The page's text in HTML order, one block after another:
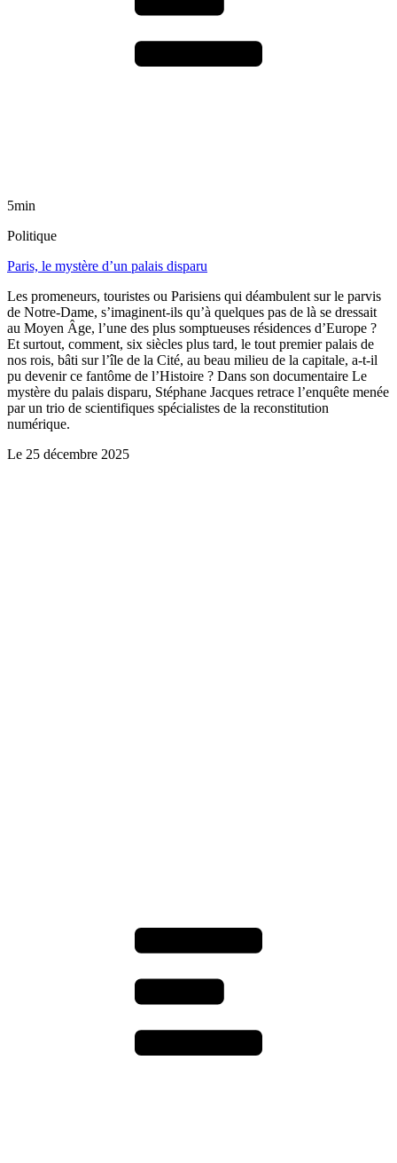
5min
Politique
Paris, le mystère d’un palais disparu
Les promeneurs, touristes ou Parisiens qui déambulent sur le parvis
de Notre-Dame, s’imaginent-ils qu’à quelques pas de là se dressait
au Moyen Âge, l’une des plus somptueuses résidences d’Europe ?
Et surtout, comment, six siècles plus tard, le tout premier palais de
nos rois, bâti sur l’île de la Cité, au beau milieu de la capitale, a-t-il
pu devenir ce fantôme de l’Histoire ? Dans son documentaire Le
mystère du palais disparu, Stéphane Jacques retrace l’enquête menée
par un trio de scientifiques spécialistes de la reconstitution
numérique.
Le 25 décembre 2025